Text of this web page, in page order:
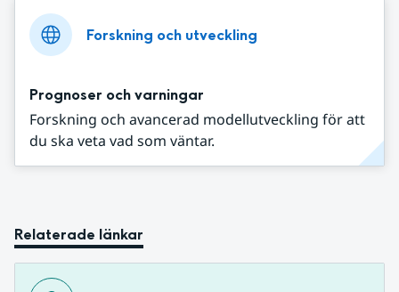
Forskning och utveckling
Prognoser och varningar
Forskning och avancerad modellutveckling för att
du ska veta vad som väntar.
Relaterade länkar